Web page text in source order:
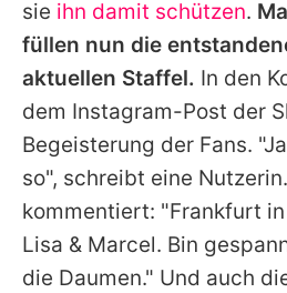
sie ihn damit schützen.
füllen nun die
aktuellen Staffel. In den
dem Instagram-Post der
Begeisterung der Fans.
so", schreibt eine
kommentiert: "Frankfurt in
Lisa & Marcel. Bin
die Daumen." Und auch